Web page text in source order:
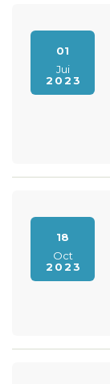
01
Jui
2023
18
Oct
2023